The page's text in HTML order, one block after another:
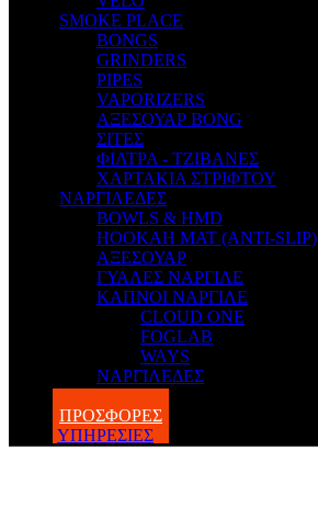
SMOKE PLACE
BONGS
GRINDERS
PIPES
VAPORIZERS
ΑΞΕΣΟΥΑΡ BONG
ΣΙΤΕΣ
ΦΙΛΤΡΑ - ΤΖΙΒΑΝΕΣ
ΧΑΡΤΑΚΙΑ ΣΤΡΙΦΤΟΥ
ΝΑΡΓΙΛΕΔΕΣ
BOWLS & HMD
HOOKAH MAT (ANTI-SLIP)
ΑΞΕΣΟΥΑΡ
ΓΥΑΛΕΣ ΝΑΡΓΙΛΕ
ΚΑΠΝΟΙ ΝΑΡΓΙΛΕ
CLOUD ONE
FOGLAB
WAYS
ΝΑΡΓΙΛΕΔΕΣ
ΠΡΟΣΦΟΡΕΣ
ΥΠΗΡΕΣΙΕΣ